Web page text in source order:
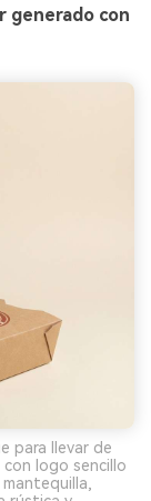
generado con
para llevar de
logo sencillo